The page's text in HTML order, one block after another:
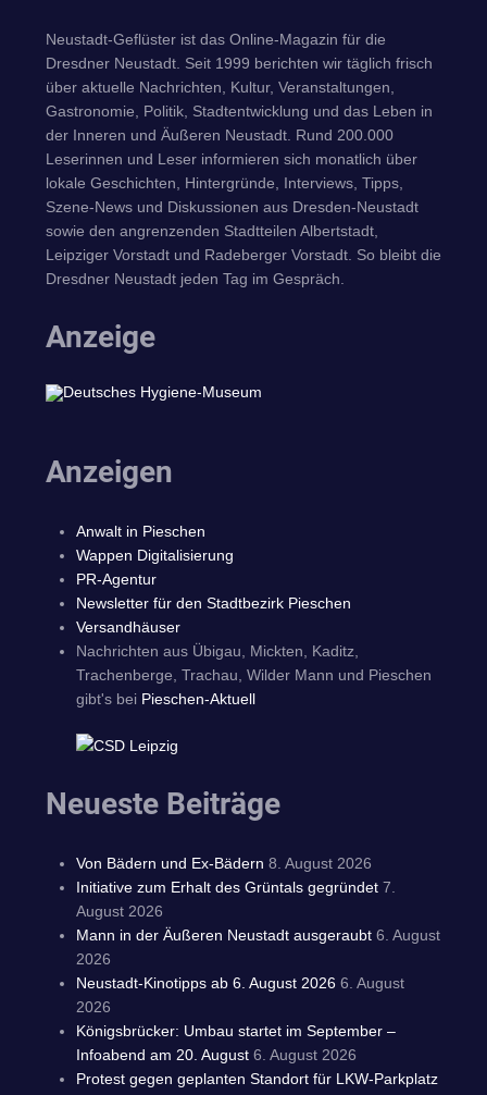
Neustadt-Geflüster ist das Online-Magazin für die
Dresdner Neustadt. Seit 1999 berichten wir täglich frisch
über aktuelle Nachrichten, Kultur, Veranstaltungen,
Gastronomie, Politik, Stadtentwicklung und das Leben in
der Inneren und Äußeren Neustadt. Rund 200.000
Leserinnen und Leser informieren sich monatlich über
lokale Geschichten, Hintergründe, Interviews, Tipps,
Szene-News und Diskussionen aus Dresden-Neustadt
sowie den angrenzenden Stadtteilen Albertstadt,
Leipziger Vorstadt und Radeberger Vorstadt. So bleibt die
Dresdner Neustadt jeden Tag im Gespräch.
Anzeige
Anzeigen
Anwalt in Pieschen
Wappen Digitalisierung
PR-Agentur
Newsletter für den Stadtbezirk Pieschen
Versandhäuser
Nachrichten aus Übigau, Mickten, Kaditz,
Trachenberge, Trachau, Wilder Mann und Pieschen
gibt's bei Pieschen-Aktuell
Neueste Beiträge
Von Bädern und Ex-Bädern 8. August 2026
Initiative zum Erhalt des Grüntals gegründet 7.
August 2026
Mann in der Äußeren Neustadt ausgeraubt 6. August
2026
Neustadt-Kinotipps ab 6. August 2026 6. August
2026
Königsbrücker: Umbau startet im September –
Infoabend am 20. August 6. August 2026
Protest gegen geplanten Standort für LKW-Parkplatz